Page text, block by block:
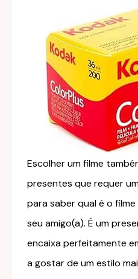
Escolher um filme
presentes que requer
para saber qual é o
seu amigo(a). É um
encaixa perfeitamente
a gostar de um estilo